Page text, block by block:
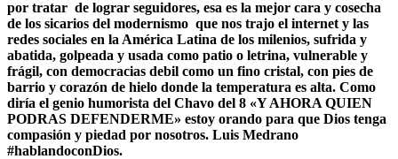
por tratar de lograr seguidores, esa es la mejor cara y cosecha
de los sicarios del modernismo que nos trajo el internet y las
redes sociales en la América Latina de los milenios, sufrida y
abatida, golpeada y usada como patio o letrina, vulnerable y
frágil, con democracias debil como un fino cristal, con pies de
barrio y corazón de hielo donde la temperatura es alta. Como
diría el genio humorista del Chavo del 8 «Y AHORA QUIEN
PODRAS DEFENDERME» estoy orando para que Dios tenga
compasión y piedad por nosotros. Luis Medrano
#hablandoconDios.